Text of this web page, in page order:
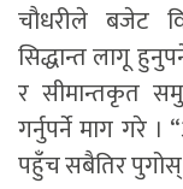
चौधरीले बजेट
सिद्धान्त लागू
र सीमान्तकृत
गर्नुपर्ने माग गरे
पहुँच सबैतिर पुगोस्